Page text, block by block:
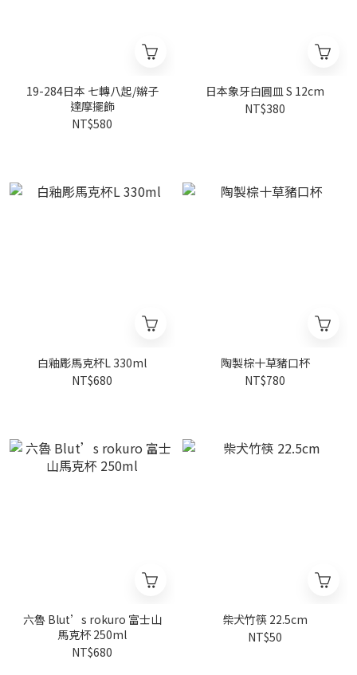
19-284日本 七轉八起/辮子
達摩擺飾
NT$580
日本象牙白圓皿 S 12cm
NT$380
白釉彫馬克杯L 330ml
NT$680
陶製棕十草豬口杯
NT$780
六魯 Blut’s rokuro 富士山
馬克杯 250ml
NT$680
柴犬竹筷 22.5cm
NT$50